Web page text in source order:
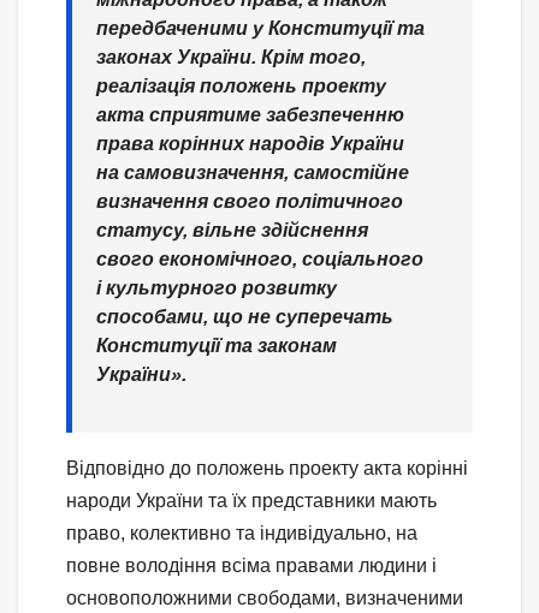
передбаченими у Конституції та
законах України. Крім того,
реалізація положень проекту
акта сприятиме забезпеченню
права корінних народів України
на самовизначення, самостійне
визначення свого політичного
статусу, вільне здійснення
свого економічного, соціального
і культурного розвитку
способами, що не суперечать
Конституції та законам
України».
Відповідно до положень проекту акта корінні
народи України та їх представники мають
право, колективно та індивідуально, на
повне володіння всіма правами людини і
основоположними свободами, визначеними